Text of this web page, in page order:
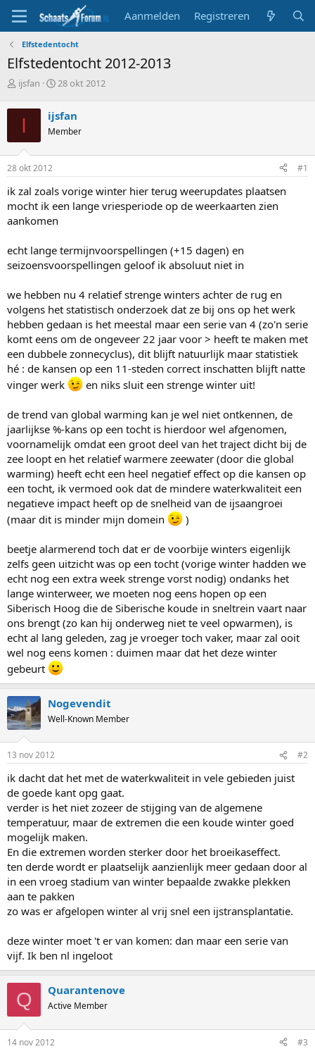
Aanmelden Registreren
Elfstedentocht
Elfstedentocht 2012-2013
T
p
s
t
a
t
e
r
ijsfan
S
r
t
a
m
28 okt 2012
I ijsfan
Member
28 okt 2012 #1
ik zal zoals vorige winter hier terug weerupdates plaatsen
mocht ik een lange vriesperiode op de weerkaarten zien
aankomen
echt lange termijnvoorspellingen (+15 dagen) en
seizoensvoorspellingen geloof ik absoluut niet in
we hebben nu 4 relatief strenge winters achter de rug en
volgens het statistisch onderzoek dat ze bij ons op het werk
hebben gedaan is het meestal maar een serie van 4 (zo'n serie
komt eens om de ongeveer 22 jaar voor > heeft te maken met
een dubbele zonnecyclus), dit blijft natuurlijk maar statistiek
hé : de kansen op een 11-steden correct inschatten blijft natte
vinger werk
en niks sluit een strenge winter uit!
de trend van global warming kan je wel niet ontkennen, de
jaarlijkse %-kans op een tocht is hierdoor wel afgenomen,
voornamelijk omdat een groot deel van het traject dicht bij de
zee loopt en het relatief warmere zeewater (door die global
warming) heeft echt een heel negatief effect op die kansen op
een tocht, ik vermoed ook dat de mindere waterkwaliteit een
negatieve impact heeft op de snelheid van de ijsaangroei
(maar dit is minder mijn domein
)
beetje alarmerend toch dat er de voorbije winters eigenlijk
zelfs geen uitzicht was op een tocht (vorige winter hadden we
echt nog een extra week strenge vorst nodig) ondanks het
lange winterweer, we moeten nog eens hopen op een
Siberisch Hoog die de Siberische koude in sneltrein vaart naar
ons brengt (zo kan hij onderweg niet te veel opwarmen), is
echt al lang geleden, zag je vroeger toch vaker, maar zal ooit
wel nog eens komen : duimen maar dat het deze winter
gebeurt
Nogevendit
Well-Known Member
13 nov 2012 #2
ik dacht dat het met de waterkwaliteit in vele gebieden juist
de goede kant opg gaat.
verder is het niet zozeer de stijging van de algemene
temperatuur, maar de extremen die een koude winter goed
mogelijk maken.
En die extremen worden sterker door het broeikaseffect.
ten derde wordt er plaatselijk aanzienlijk meer gedaan door al
in een vroeg stadium van winter bepaalde zwakke plekken
aan te pakken
zo was er afgelopen winter al vrij snel een ijstransplantatie.
deze winter moet 't er van komen: dan maar een serie van
vijf. Ik ben nl ingeloot
Q Quarantenove
Active Member
14 nov 2012 #3